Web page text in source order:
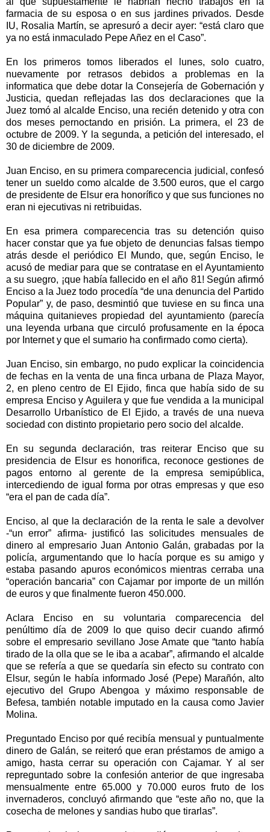
farmacia de su esposa o en sus jardines privados. Desde
IU, Rosalia Martín, se apresuró a decir ayer: “está claro que
ya no está inmaculado Pepe Añez en el Caso”.
En los primeros tomos liberados el lunes, solo cuatro,
nuevamente por retrasos debidos a problemas en la
informatica que debe dotar la Consejería de Gobernación y
Justicia, quedan reflejadas las dos declaraciones que la
Juez tomó al alcalde Enciso, una recién detenido y otra con
dos meses pernoctando en prisión. La primera, el 23 de
octubre de 2009. Y la segunda, a petición del interesado, el
30 de diciembre de 2009.
Juan Enciso, en su primera comparecencia judicial, confesó
tener un sueldo como alcalde de 3.500 euros, que el cargo
de presidente de Elsur era honorífico y que sus funciones no
eran ni ejecutivas ni retribuidas.
En esa primera comparecencia tras su detención quiso
hacer constar que ya fue objeto de denuncias falsas tiempo
atrás desde el periódico El Mundo, que, según Enciso, le
acusó de mediar para que se contratase en el Ayuntamiento
a su suegro, ¡que había fallecido en el año 81! Según afirmó
Enciso a la Juez todo procedía “de una denuncia del Partido
Popular” y, de paso, desmintió que tuviese en su finca una
máquina quitanieves propiedad del ayuntamiento (parecía
una leyenda urbana que circuló profusamente en la época
por Internet y que el sumario ha confirmado como cierta).
Juan Enciso, sin embargo, no pudo explicar la coincidencia
de fechas en la venta de una finca urbana de Plaza Mayor,
2, en pleno centro de El Ejido, finca que había sido de su
empresa Enciso y Aguilera y que fue vendida a la municipal
Desarrollo Urbanístico de El Ejido, a través de una nueva
sociedad con distinto propietario pero socio del alcalde.
En su segunda declaración, tras reiterar Enciso que su
presidencia de Elsur es honorifica, reconoce gestiones de
pagos entorno al gerente de la empresa semipública,
intercediendo de igual forma por otras empresas y que eso
“era el pan de cada día”.
Enciso, al que la declaración de la renta le sale a devolver
-“un error” afirma- justificó las solicitudes mensuales de
dinero al empresario Juan Antonio Galán, grabadas por la
policía, argumentando que lo hacía porque es su amigo y
estaba pasando apuros económicos mientras cerraba una
“operación bancaria” con Cajamar por importe de un millón
de euros y que finalmente fueron 450.000.
Aclara Enciso en su voluntaria comparecencia del
penúltimo día de 2009 lo que quiso decir cuando afirmó
sobre el empresario sevillano Jose Amate que “tanto había
tirado de la olla que se le iba a acabar”, afirmando el alcalde
que se refería a que se quedaría sin efecto su contrato con
Elsur, según le había informado José (Pepe) Marañón, alto
ejecutivo del Grupo Abengoa y máximo responsable de
Befesa, también notable imputado en la causa como Javier
Molina.
Preguntado Enciso por qué recibía mensual y puntualmente
dinero de Galán, se reiteró que eran préstamos de amigo a
amigo, hasta cerrar su operación con Cajamar. Y al ser
repreguntado sobre la confesión anterior de que ingresaba
mensualmente entre 65.000 y 70.000 euros fruto de los
invernaderos, concluyó afirmando que “este año no, que la
cosecha de melones y sandias hubo que tirarlas”.